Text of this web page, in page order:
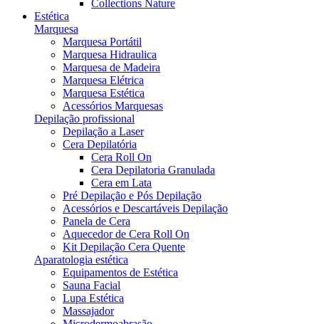
Collections Nature
Estética
Marquesa
Marquesa Portátil
Marquesa Hidraulica
Marquesa de Madeira
Marquesa Elétrica
Marquesa Estética
Acessórios Marquesas
Depilação profissional
Depilação a Laser
Cera Depilatória
Cera Roll On
Cera Depilatoria Granulada
Cera em Lata
Pré Depilação e Pós Depilação
Acessórios e Descartáveis Depilação
Panela de Cera
Aquecedor de Cera Roll On
Kit Depilação Cera Quente
Aparatologia estética
Equipamentos de Estética
Sauna Facial
Lupa Estética
Massajador